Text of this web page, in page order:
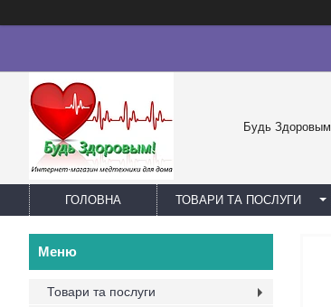
Будь Здоровым
ГОЛОВНА ТОВАРИ ТА ПОСЛУГИ
Товари та послуги